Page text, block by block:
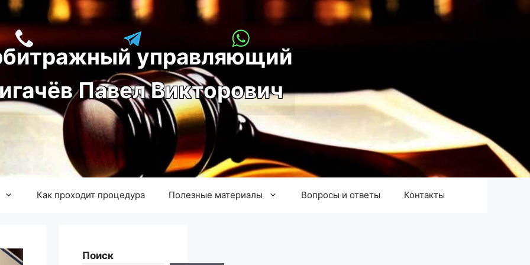
управляющий
игачёв Павел Викторович
Как проходит процедура Полезные материалы Вопросы и ответы Контакты
Поиск